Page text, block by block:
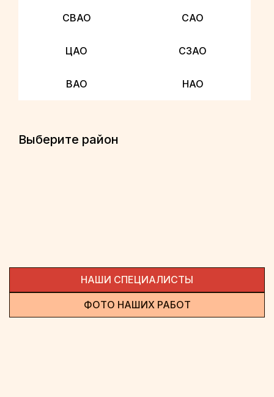
СВАО САО
ЦАО СЗАО
ВАО НАО
Выберите район
НАШИ СПЕЦИАЛИСТЫ
ФОТО НАШИХ РАБОТ